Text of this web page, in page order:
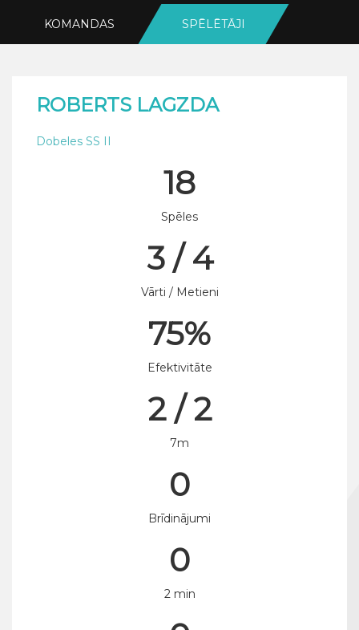
KOMANDAS SPĒLĒTĀJI
ROBERTS LAGZDA
Dobeles SS II
18
Spēles
3 / 4
Vārti / Metieni
75%
Efektivitāte
2 / 2
7m
0
Brīdinājumi
0
2 min